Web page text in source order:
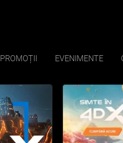
PROMOȚII EVENIMENTE